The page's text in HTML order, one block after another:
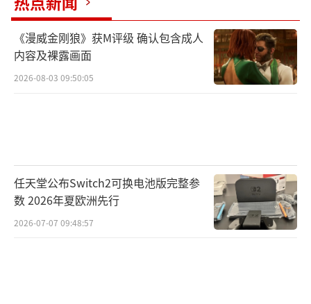
市值突破千亿的目标，公司牢牢坐稳国内A股游
戏企业的龙头位置。不管是研发还是海外，均
有较大的增长。
《漫威金刚狼》获M评级 确认包含成人
内容及裸露画面
2026-08-03 09:50:05
任天堂公布Switch2可换电池版完整参
数 2026年夏欧洲先行
2026-07-07 09:48:57